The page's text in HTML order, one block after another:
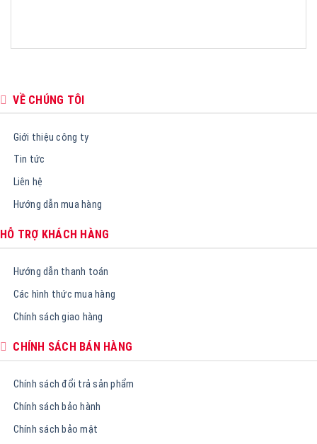
VỀ CHÚNG TÔI
Giới thiệu công ty
Tin tức
Liên hệ
Hướng dẫn mua hàng
HỖ TRỢ KHÁCH HÀNG
Hướng dẫn thanh toán
Các hình thức mua hàng
Chính sách giao hàng
CHÍNH SÁCH BÁN HÀNG
Chính sách đổi trả sản phẩm
Chính sách bảo hành
Chính sách bảo mật